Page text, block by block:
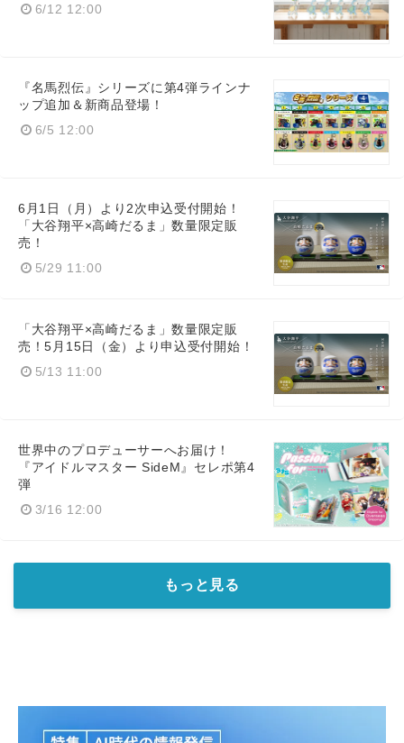
6/12 12:00
『名馬烈伝』シリーズに第4弾ラインナ
ップ追加＆新商品登場！
6/5 12:00
6月1日（月）より2次申込受付開始！
「大谷翔平×高崎だるま」数量限定販
売！
5/29 11:00
「大谷翔平×高崎だるま」数量限定販
売！5月15日（金）より申込受付開始！
5/13 11:00
世界中のプロデューサーへお届け！
『アイドルマスター SideM』セレポ第4
弾
3/16 12:00
もっと見る